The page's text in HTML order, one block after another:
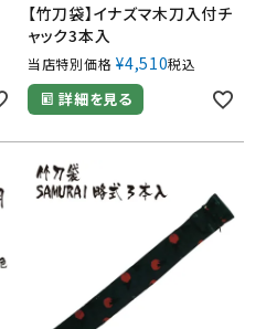
【竹刀袋】イナズマ木刀入付チ
ャック3本入
当店特別価格 ¥4,510税込
詳細を見る